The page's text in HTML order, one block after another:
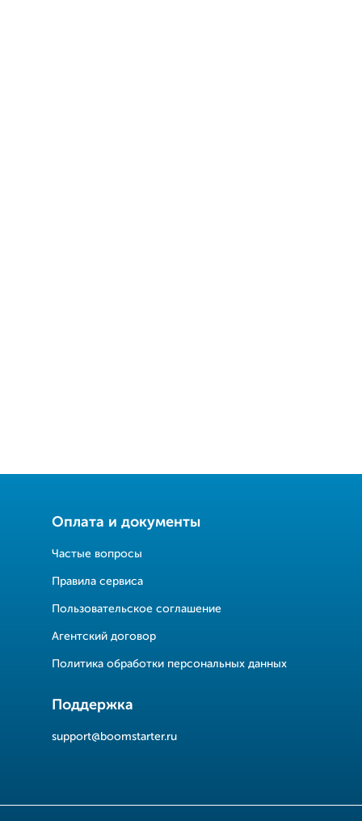
Оплата и документы
Частые вопросы
Правила сервиса
Пользовательское соглашение
Агентский договор
Политика обработки персональных данных
Поддержка
support@boomstarter.ru